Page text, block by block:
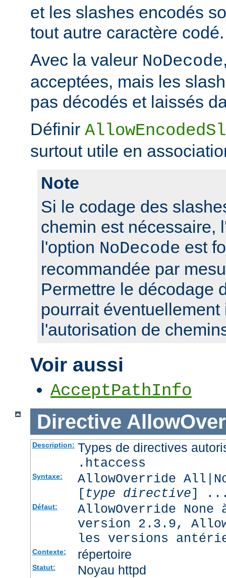
et les slashes encodés
tout autre caractère codé.
Avec la valeur NoDecode
acceptées, mais les
pas décodés et laissés
Définir
surtout utile en
Note
Si le codage des
chemin est nécessaire,
l'option NoDecode est
recommandée par
Permettre le décodage
pourrait éventuellement
l'autorisation de
Voir aussi
AcceptPathInfo
Directive
Description: Types de directives
.htaccess
Syntaxe:
AllowOverride
[ type directive]
Défaut:
AllowOverride
version 2.3.9,
les versions
Contexte: répertoire
Statut: Noyau httpd